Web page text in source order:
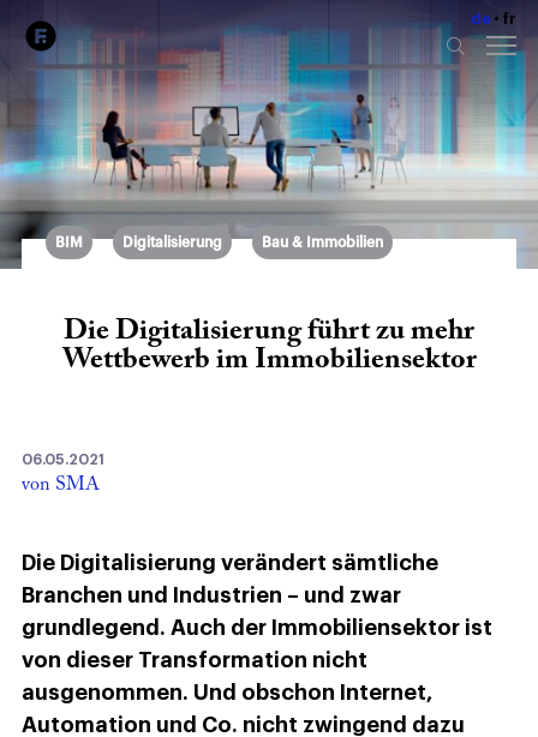
de fr
BIM Digitalisierung Bau & Immobilien
Die Digitalisierung führt zu mehr
Wettbewerb im Immobiliensektor
06.05.2021
von SMA
Die Digitalisierung verändert sämtliche
Branchen und Industrien – und zwar
grundlegend. Auch der Immobiliensektor ist
von dieser Transformation nicht
ausgenommen. Und obschon Internet,
Automation und Co. nicht zwingend dazu